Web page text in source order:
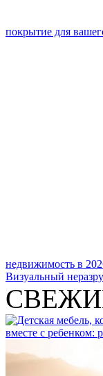
покрытие для
недвижимость в
Визуальный
вместе с ребенком: